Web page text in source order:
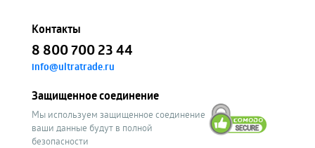
Контакты
8 800 700 23 44
info@ultratrade.ru
Защищенное соединение
Мы используем защищенное соединение
ваши данные будут в полной
безопасности